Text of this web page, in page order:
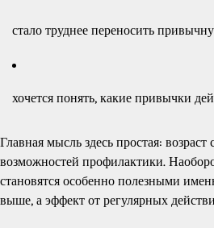
стало труднее переносить
хочется понять, какие привычки
Главная мысль здесь простая:
возможностей профилактики.
становятся особенно полезными
выше, а эффект от регулярных